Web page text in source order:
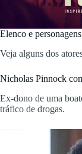
Elenco e
Veja alguns dos
Nicholas Pinnock
Ex-dono de uma
tráfico de drogas.